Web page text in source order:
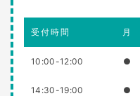
受付時間 月
10:00-12:00 ●
14:30-19:00 ●